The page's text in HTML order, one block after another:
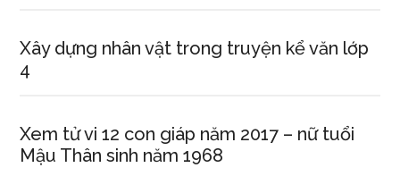
Xây dựng nhân vật trong truyện kể văn lớp
4
Xem tử vi 12 con giáp năm 2017 – nữ tuổi
Mậu Thân sinh năm 1968